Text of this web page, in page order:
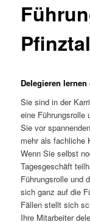
Pfinztal
Delegieren
Sie sind in der
eine Führungsrolle
Sie vor
mehr als fachliche
Wenn Sie selbst
Tagesgeschäft
Führungsrolle und
sich ganz auf die
Fällen stellt sich
Ihre Mitarbeiter